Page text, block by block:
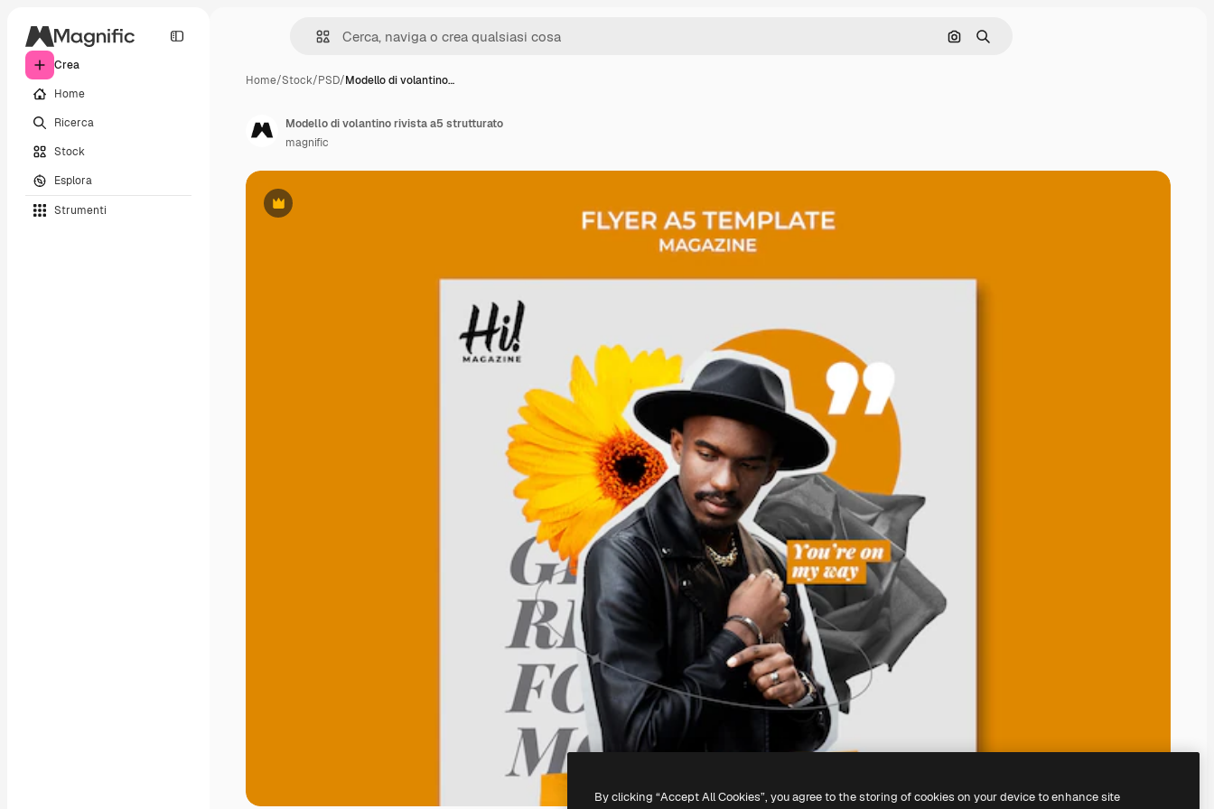
Crea
Home
Ricerca
Stock
Esplora
Strumenti
Cerca per immagine
Ricerca
Home/Stock/PSD/Modello di volantino…
Premium
Modello di volantino rivista a5 strutturato
magnific
By clicking “Accept All Cookies”, you agree to the storing of cookies on your device to enhance site